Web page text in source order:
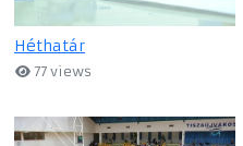
Héthatár
77 views